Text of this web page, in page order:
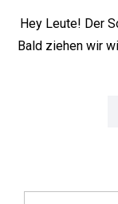
Hey Leute! Der
Bald ziehen wir